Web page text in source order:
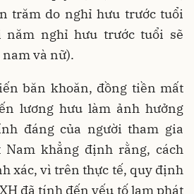
trăm do nghỉ hưu trước tuổi
năm nghỉ hưu trước tuổi sẽ
và nữ).
băn khoăn, đồng tiền mất
lương hưu làm ảnh hưởng
đáng của người tham gia
Nam khẳng định rằng, cách
xác, vì trên thực tế, quy định
đã tính đến yếu tố lạm phát